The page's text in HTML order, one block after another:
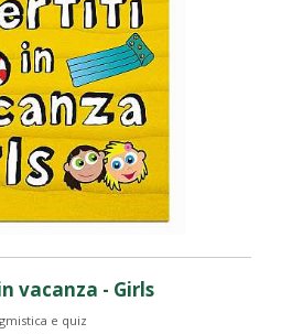
vacanza - Girls
e quiz